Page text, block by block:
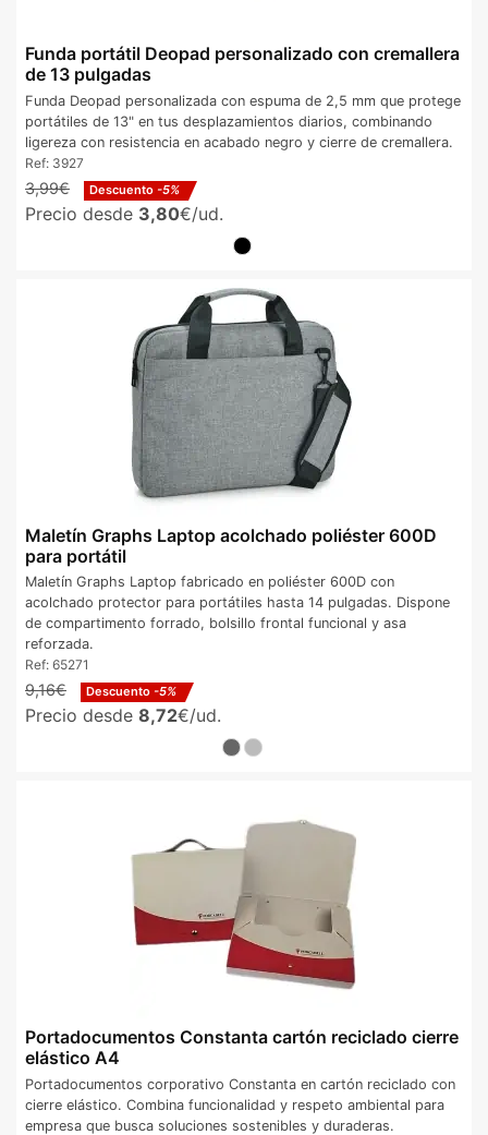
Funda portátil Deopad personalizado con cremallera
de 13 pulgadas
Funda Deopad personalizada con espuma de 2,5 mm que protege
portátiles de 13" en tus desplazamientos diarios, combinando
ligereza con resistencia en acabado negro y cierre de cremallera.
Ref: 3927
3,99€ Descuento -5%
Precio desde 3,80€/ud.
Maletín Graphs Laptop acolchado poliéster 600D
para portátil
Maletín Graphs Laptop fabricado en poliéster 600D con
acolchado protector para portátiles hasta 14 pulgadas. Dispone
de compartimento forrado, bolsillo frontal funcional y asa
reforzada.
Ref: 65271
9,16€ Descuento -5%
Precio desde 8,72€/ud.
Portadocumentos Constanta cartón reciclado cierre
elástico A4
Portadocumentos corporativo Constanta en cartón reciclado con
cierre elástico. Combina funcionalidad y respeto ambiental para
empresa que busca soluciones sostenibles y duraderas.